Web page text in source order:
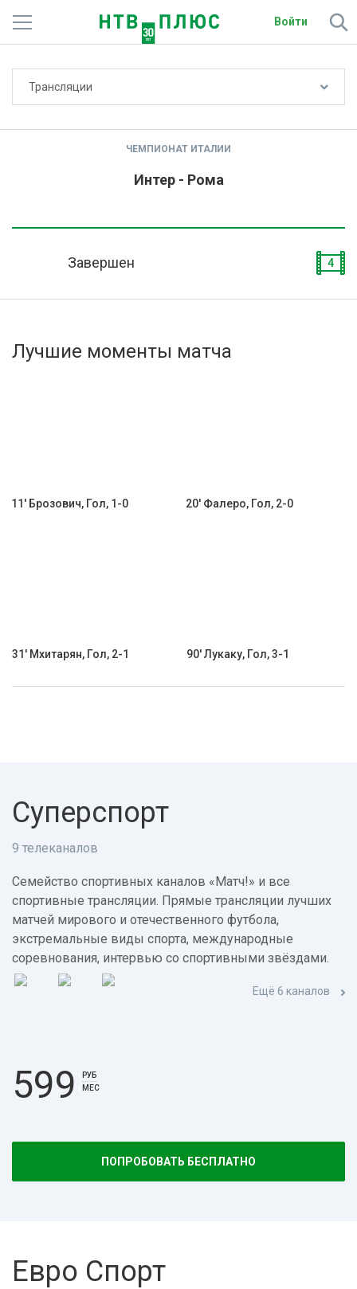
Войти
Активировать промокод
Трансляции
ЧЕМПИОНАТ ИТАЛИИ
Интер - Рома
Завершен 4
Лучшие моменты матча
11' Брозович, Гол, 1-0 20' Фалеро, Гол, 2-0
31' Мхитарян, Гол, 2-1 90' Лукаку, Гол, 3-1
Суперспорт
9 телеканалов
Семейство спортивных каналов «Матч!» и все
спортивные трансляции. Прямые трансляции лучших
матчей мирового и отечественного футбола,
экстремальные виды спорта, международные
соревнования, интервью со спортивными звёздами.
Ещё 6 каналов
599
РУБ
МЕС
ПОПРОБОВАТЬ БЕСПЛАТНО
Евро Спорт